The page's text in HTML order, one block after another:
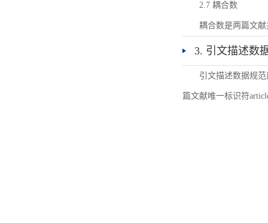
2.7 耦合数
耦合数是两篇文
3. 引文描述数
引文描述数据规
篇文献唯一标识符